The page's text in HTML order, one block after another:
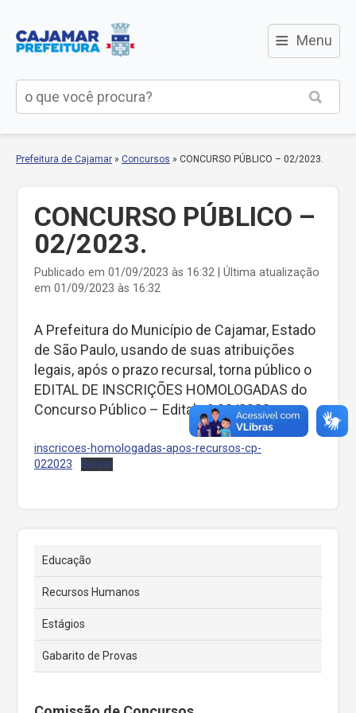
≡ Menu
Prefeitura de Cajamar » Concursos » CONCURSO PÚBLICO – 02/2023.
CONCURSO PÚBLICO –
02/2023.
Publicado em 01/09/2023 às 16:32 | Última atualização
em 01/09/2023 às 16:32
A Prefeitura do Município de Cajamar, Estado
de São Paulo, usando de suas atribuições
legais, após o prazo recursal, torna público o
EDITAL DE INSCRIÇÕES HOMOLOGADAS do
Concurso Público – Edital nº 02/2023.
inscricoes-homologadas-apos-recursos-cp-
022023
Baixar
Educação
Recursos Humanos
Estágios
Gabarito de Provas